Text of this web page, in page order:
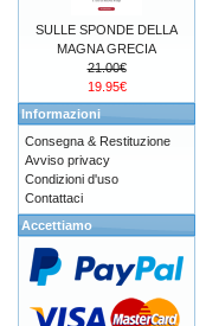
SULLE SPONDE DELLA
MAGNA GRECIA
21.00€
19.95€
Informazioni
Consegna & Restituzione
Avviso privacy
Condizioni d'uso
Contattaci
Accettiamo